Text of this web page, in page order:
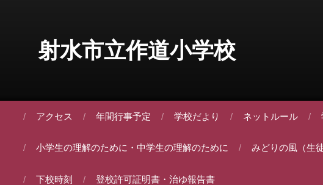
射水市立作道小学校
アクセス 年間行事予定 学校だより ネットルール
小学生の理解のために・中学生の理解のために みどりの風（生
下校時刻 登校許可証明書・治ゆ報告書